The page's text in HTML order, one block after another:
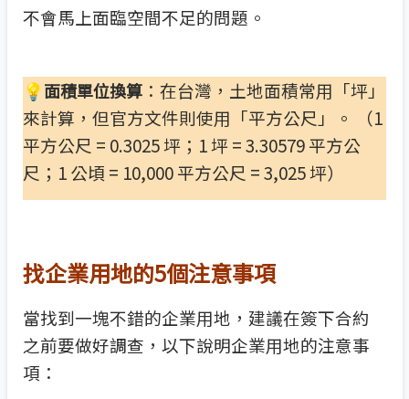
不會馬上面臨空間不足的問題。
💡面積單位換算 ：在台灣，土地面積常用「坪」
來計算，但官方文件則使用「平方公尺」。 （1
平方公尺 = 0.3025 坪；1 坪 = 3.30579 平方公
尺；1 公頃 = 10,000 平方公尺 = 3,025 坪）
找企業用地的5個注意事項
當找到一塊不錯的企業用地，建議在簽下合約
之前要做好調查，以下說明企業用地的注意事
項：